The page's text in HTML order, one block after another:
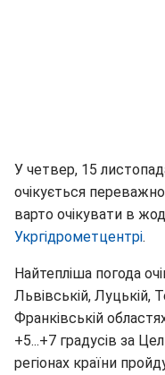
У четвер, 15
очікується переважно
варто очікувати в
Укргідрометцентрі.
Найтепліша погода
Львівській, Луцькій,
Франківській
+5...+7 градусів за
регіонах країни